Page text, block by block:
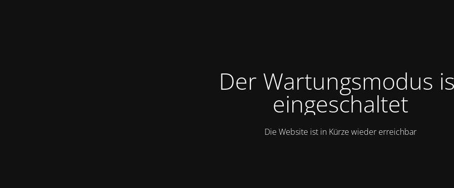
Der Wartungsmodus
eingeschaltet
Die Website ist in Kürze wieder erreichbar